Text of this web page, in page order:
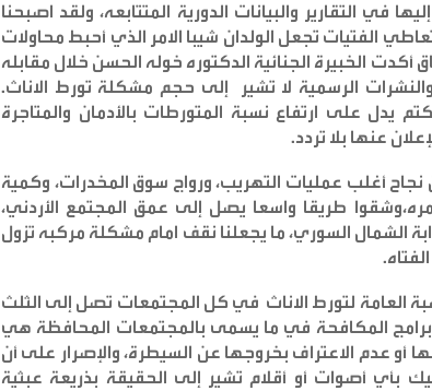
في التقارير والبيانات الدورية المتتابعه، ولقد اصبحنا
الفتيات تجعل الولدان شيبا الامر الذي أحبط محاولات
الخبيرة الجنائية الدكتوره خوله الحسن خلال مقابله
والنشرات الرسمية لا تشير إلى حجم مشكلة تورط الاناث.
يدل على ارتفاع نسبة المتورطات بالأدمان والمتاجرة
عنها بلا تردد.
أغلب عمليات التهريب، ورواج سوق المخدرات، وكمية
طريقا واسعا يصل إلى عمق المجتمع الأردني،
الشمال السوري، ما يجعلنا نقف امام مشكلة مركبه تزول
.
العامة لتورط الاناث في كل المجتمعات تصل إلى الثلث
برامج المكافحة في ما يسمى بالمجتمعات المحافظة هي
أو عدم الاعتراف بخروجها عن السيطرة، والإصرار على أن
بأي أصوات أو أقلام تشير إلى الحقيقة بذريعة عبثية